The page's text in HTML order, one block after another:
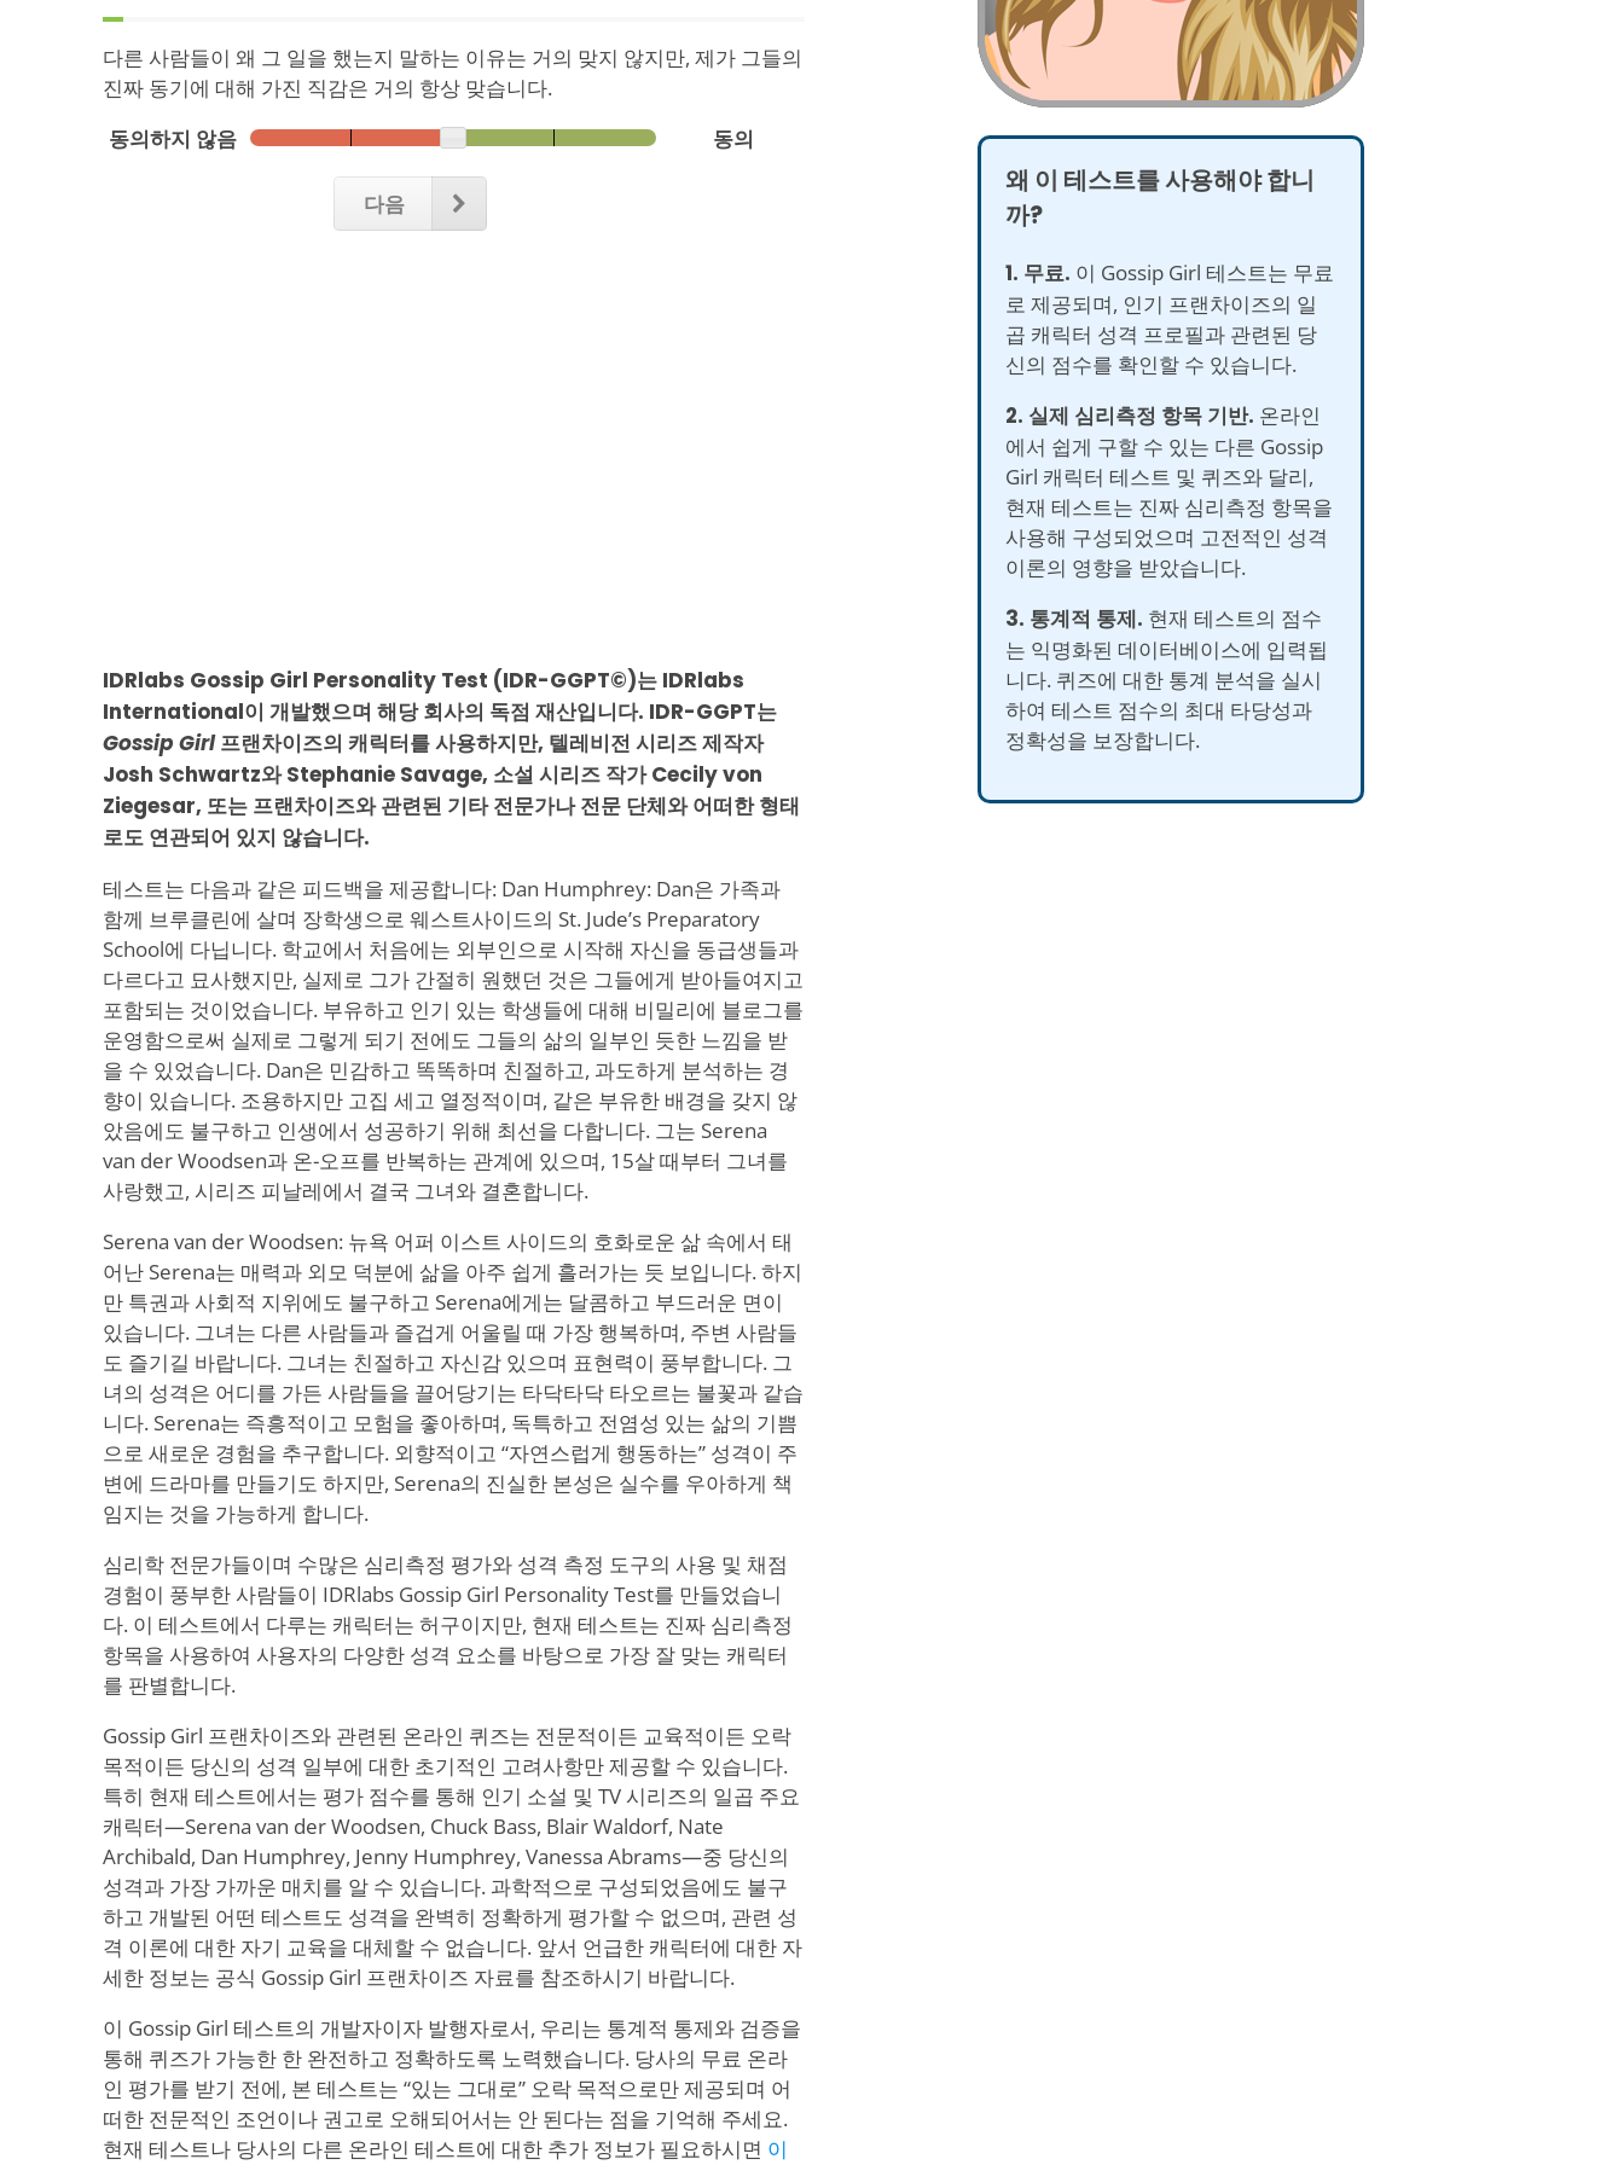
다른 사람들이 왜 그 일을 했는지 말하는 이유는 거의 맞지 않지만, 제가 그들의
진짜 동기에 대해 가진 직감은 거의 항상 맞습니다.
동의하지 않음
동의
다음
IDRlabs Gossip Girl Personality Test (IDR-GGPT©)는 IDRlabs
International이 개발했으며 해당 회사의 독점 재산입니다. IDR-GGPT는
Gossip Girl프랜차이즈의 캐릭터를 사용하지만, 텔레비전 시리즈 제작자
Josh Schwartz와 Stephanie Savage, 소설 시리즈 작가 Cecily von
Ziegesar, 또는 프랜차이즈와 관련된 기타 전문가나 전문 단체와 어떠한 형태
로도 연관되어 있지 않습니다.
테스트는 다음과 같은 피드백을 제공합니다: Dan Humphrey: Dan은 가족과
함께 브루클린에 살며 장학생으로 웨스트사이드의 St. Jude’s Preparatory
School에 다닙니다. 학교에서 처음에는 외부인으로 시작해 자신을 동급생들과
다르다고 묘사했지만, 실제로 그가 간절히 원했던 것은 그들에게 받아들여지고
포함되는 것이었습니다. 부유하고 인기 있는 학생들에 대해 비밀리에 블로그를
운영함으로써 실제로 그렇게 되기 전에도 그들의 삶의 일부인 듯한 느낌을 받
을 수 있었습니다. Dan은 민감하고 똑똑하며 친절하고, 과도하게 분석하는 경
향이 있습니다. 조용하지만 고집 세고 열정적이며, 같은 부유한 배경을 갖지 않
았음에도 불구하고 인생에서 성공하기 위해 최선을 다합니다. 그는 Serena
van der Woodsen과 온-오프를 반복하는 관계에 있으며, 15살 때부터 그녀를
사랑했고, 시리즈 피날레에서 결국 그녀와 결혼합니다.
Serena van der Woodsen: 뉴욕 어퍼 이스트 사이드의 호화로운 삶 속에서 태
어난 Serena는 매력과 외모 덕분에 삶을 아주 쉽게 흘러가는 듯 보입니다. 하지
만 특권과 사회적 지위에도 불구하고 Serena에게는 달콤하고 부드러운 면이
있습니다. 그녀는 다른 사람들과 즐겁게 어울릴 때 가장 행복하며, 주변 사람들
도 즐기길 바랍니다. 그녀는 친절하고 자신감 있으며 표현력이 풍부합니다. 그
녀의 성격은 어디를 가든 사람들을 끌어당기는 타닥타닥 타오르는 불꽃과 같습
니다. Serena는 즉흥적이고 모험을 좋아하며, 독특하고 전염성 있는 삶의 기쁨
으로 새로운 경험을 추구합니다. 외향적이고 “자연스럽게 행동하는” 성격이 주
변에 드라마를 만들기도 하지만, Serena의 진실한 본성은 실수를 우아하게 책
임지는 것을 가능하게 합니다.
심리학 전문가들이며 수많은 심리측정 평가와 성격 측정 도구의 사용 및 채점
경험이 풍부한 사람들이 IDRlabs Gossip Girl Personality Test를 만들었습니
다. 이 테스트에서 다루는 캐릭터는 허구이지만, 현재 테스트는 진짜 심리측정
항목을 사용하여 사용자의 다양한 성격 요소를 바탕으로 가장 잘 맞는 캐릭터
를 판별합니다.
Gossip Girl 프랜차이즈와 관련된 온라인 퀴즈는 전문적이든 교육적이든 오락
목적이든 당신의 성격 일부에 대한 초기적인 고려사항만 제공할 수 있습니다.
특히 현재 테스트에서는 평가 점수를 통해 인기 소설 및 TV 시리즈의 일곱 주요
캐릭터—Serena van der Woodsen, Chuck Bass, Blair Waldorf, Nate
Archibald, Dan Humphrey, Jenny Humphrey, Vanessa Abrams—중 당신의
성격과 가장 가까운 매치를 알 수 있습니다. 과학적으로 구성되었음에도 불구
하고 개발된 어떤 테스트도 성격을 완벽히 정확하게 평가할 수 없으며, 관련 성
격 이론에 대한 자기 교육을 대체할 수 없습니다. 앞서 언급한 캐릭터에 대한 자
세한 정보는 공식 Gossip Girl 프랜차이즈 자료를 참조하시기 바랍니다.
이 Gossip Girl 테스트의 개발자이자 발행자로서, 우리는 통계적 통제와 검증을
통해 퀴즈가 가능한 한 완전하고 정확하도록 노력했습니다. 당사의 무료 온라
인 평가를 받기 전에, 본 테스트는 “있는 그대로” 오락 목적으로만 제공되며 어
떠한 전문적인 조언이나 권고로 오해되어서는 안 된다는 점을 기억해 주세요.
현재 테스트나 당사의 다른 온라인 테스트에 대한 추가 정보가 필요하시면 이
왜 이 테스트를 사용해야 합니
까?
1. 무료. 이 Gossip Girl 테스트는 무료
로 제공되며, 인기 프랜차이즈의 일
곱 캐릭터 성격 프로필과 관련된 당
신의 점수를 확인할 수 있습니다.
2. 실제 심리측정 항목 기반. 온라인
에서 쉽게 구할 수 있는 다른 Gossip
Girl 캐릭터 테스트 및 퀴즈와 달리,
현재 테스트는 진짜 심리측정 항목을
사용해 구성되었으며 고전적인 성격
이론의 영향을 받았습니다.
3. 통계적 통제. 현재 테스트의 점수
는 익명화된 데이터베이스에 입력됩
니다. 퀴즈에 대한 통계 분석을 실시
하여 테스트 점수의 최대 타당성과
정확성을 보장합니다.